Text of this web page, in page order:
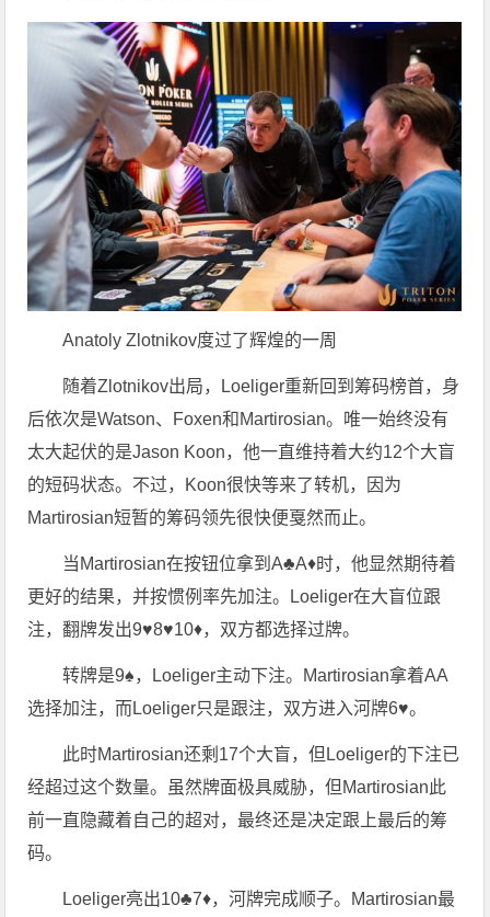
Anatoly Zlotnikov度过了辉煌的一周
随着Zlotnikov出局，Loeliger重新回到筹码榜首，身
后依次是Watson、Foxen和Martirosian。唯一始终没有
太大起伏的是Jason Koon，他一直维持着大约12个大盲
的短码状态。不过，Koon很快等来了转机，因为
Martirosian短暂的筹码领先很快便戛然而止。
当Martirosian在按钮位拿到A♣A♦时，他显然期待着
更好的结果，并按惯例率先加注。Loeliger在大盲位跟
注，翻牌发出9♥8♥10♦，双方都选择过牌。
转牌是9♠，Loeliger主动下注。Martirosian拿着AA
选择加注，而Loeliger只是跟注，双方进入河牌6♥。
此时Martirosian还剩17个大盲，但Loeliger的下注已
经超过这个数量。虽然牌面极具威胁，但Martirosian此
前一直隐藏着自己的超对，最终还是决定跟上最后的筹
码。
Loeliger亮出10♣7♦，河牌完成顺子。Martirosian最